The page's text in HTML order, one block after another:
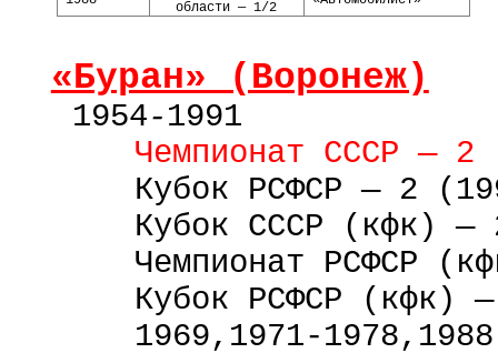
области — 1/2
«Буран» (Воронеж)
1954-1991
Чемпионат СССР — 2
Кубок РСФСР — 2
Кубок СССР (кфк) —
Чемпионат РСФСР
Кубок РСФСР (кфк)
1969,1971-